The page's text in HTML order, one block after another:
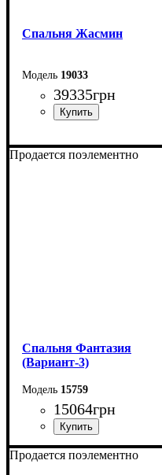
Спальня Жасмин
19033
39335грн
Продается поэлементно
Спальня Фантазия
(Вариант-3)
15759
15064грн
Продается поэлементно